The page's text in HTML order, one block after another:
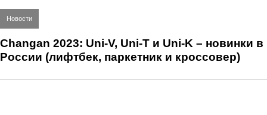
Новости
Changan 2023: Uni-V, Uni-T и Uni-K – новинки в
России (лифтбек, паркетник и кроссовер)